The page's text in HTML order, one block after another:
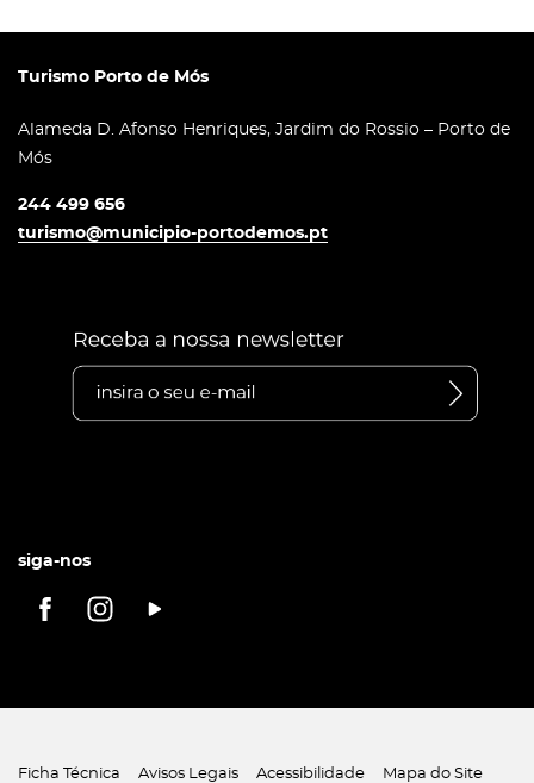
Turismo Porto de Mós
Alameda D. Afonso Henriques, Jardim do Rossio – Porto de
Mós
244 499 656
turismo@municipio-portodemos.pt
siga-nos
Ficha Técnica Avisos Legais Acessibilidade Mapa do Site